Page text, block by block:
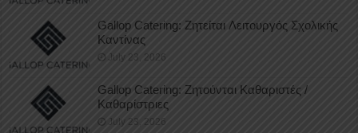
Gallop Catering: Ζητείται Λειτουργός Σχολικής
Καντίνας
July 23, 2026
Gallop Catering: Ζητούνται Καθαριστές /
Καθαρίστριες
July 23, 2026